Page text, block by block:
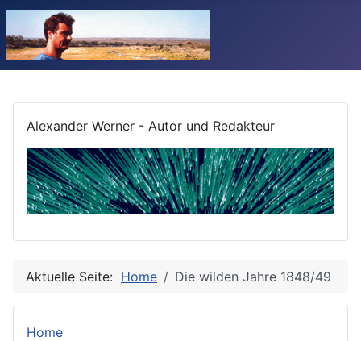
Alexander Werner - Autor und Redakteur
Aktuelle Seite: Home Die wilden Jahre 1848/49
Home